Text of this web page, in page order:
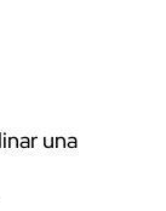
una